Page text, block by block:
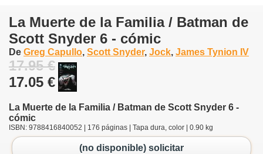
La Muerte de la Familia / Batman de
Scott Snyder 6 - cómic
De Greg Capullo, Scott Snyder, Jock, James Tynion IV
17.95 €
17.05 €
La Muerte de la Familia / Batman de Scott Snyder 6 -
cómic
ISBN: 9788416840052 | 176 páginas | Tapa dura, color | 0.90 kg
(no disponible) solicitar